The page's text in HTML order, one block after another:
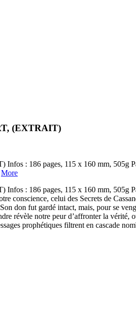
(EXTRAIT)
: 186 pages, 115 x 160 mm,
More
: 186 pages, 115 x 160 mm,
conscience, celui des Secrets de
don fut gardé intact, mais, pour se
révèle notre peur d’affronter la
prophétiques filtrent en cascade